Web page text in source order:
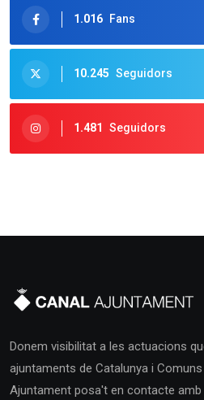
1.016 Fans
10.245 Seguidors
1.481 Seguidors
Donem visibilitat a les actuacions
ajuntaments de Catalunya i
Ajuntament posa't en contacte